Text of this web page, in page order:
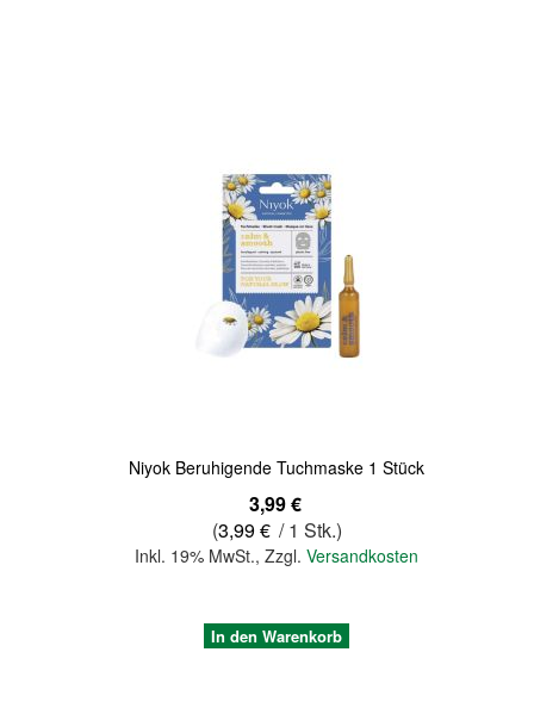
Niyok Beruhigende Tuchmaske 1 Stück
3,99 €
(3,99 € / 1 Stk.)
Inkl. 19% MwSt.,Zzgl.Versandkosten
In den Warenkorb